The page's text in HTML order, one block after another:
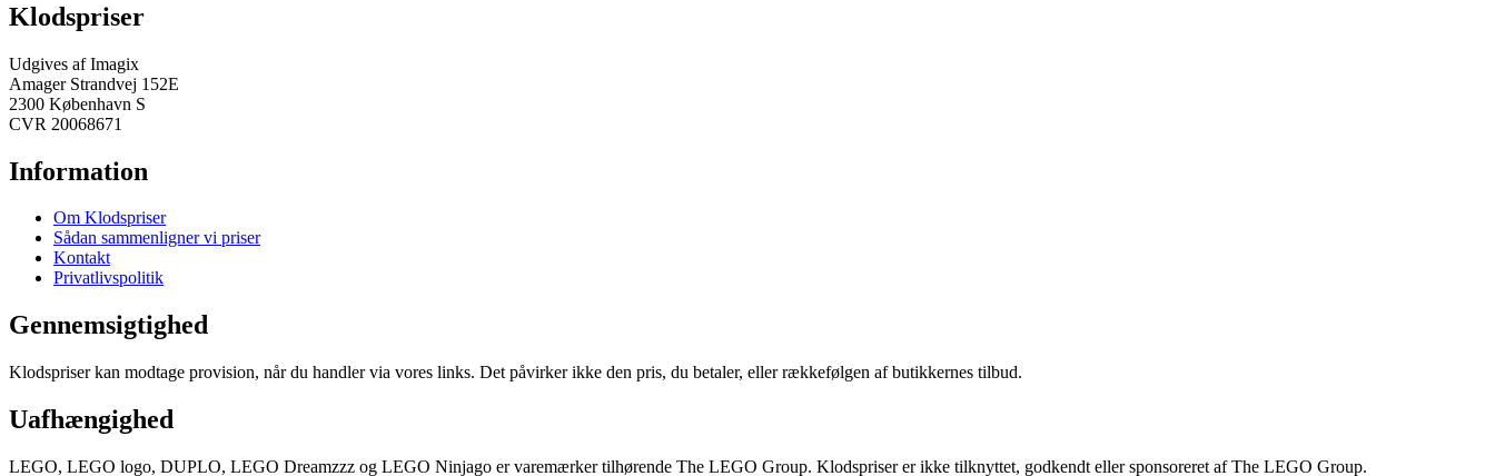
Klodspriser
Udgives af Imagix
Amager Strandvej 152E
2300 København S
CVR 20068671
Information
Om Klodspriser
Sådan sammenligner vi priser
Kontakt
Privatlivspolitik
Gennemsigtighed
Klodspriser kan modtage provision, når du handler via vores links. Det påvirker ikke den pris, du betaler, eller rækkefølgen af butikkernes tilbud.
Uafhængighed
LEGO, LEGO logo, DUPLO, LEGO Dreamzzz og LEGO Ninjago er varemærker tilhørende The LEGO Group. Klodspriser er ikke tilknyttet, godkendt eller sponsoreret af The LEGO Group.